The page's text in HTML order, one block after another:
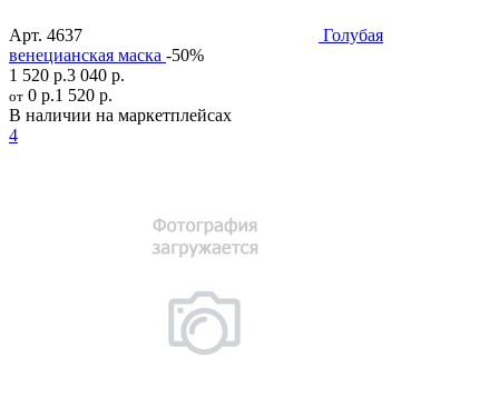
Арт. 4637
Голубая
венецианская маска -50%
1 520 р.3 040 р.
от 0 р.1 520 р.
В наличии на маркетплейсах
4